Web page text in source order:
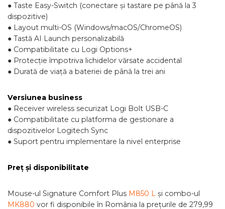
● Taste Easy-Switch (conectare și tastare pe până la 3
dispozitive)
● Layout multi-OS (Windows/macOS/ChromeOS)
● Tastă AI Launch personalizabilă
● Compatibilitate cu Logi Options+
● Protecție împotriva lichidelor vărsate accidental
● Durată de viață a bateriei de până la trei ani
Versiunea business
● Receiver wireless securizat Logi Bolt USB-C
● Compatibilitate cu platforma de gestionare a
dispozitivelor Logitech Sync
● Suport pentru implementare la nivel enterprise
Preț și disponibilitate
Mouse-ul Signature Comfort Plus M850 L și combo-ul
MK880 vor fi disponibile în România la prețurile de 279,99